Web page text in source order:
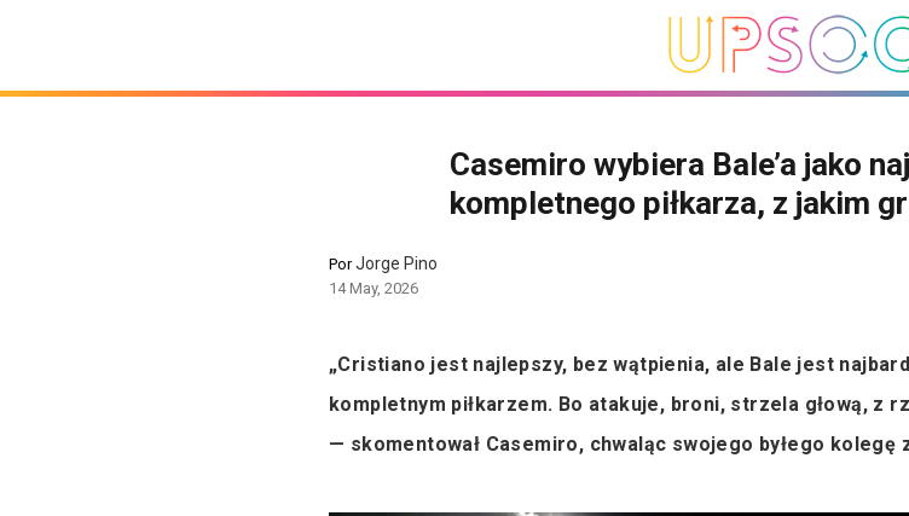
Casemiro wybiera Bale’a jako
kompletnego piłkarza, z jakim
PorJorge Pino
14 May, 2026
„Cristiano jest najlepszy, bez wątpienia, ale Bale jest
kompletnym piłkarzem. Bo atakuje, broni, strzela głową, z
— skomentował Casemiro, chwaląc swojego byłego kolegę